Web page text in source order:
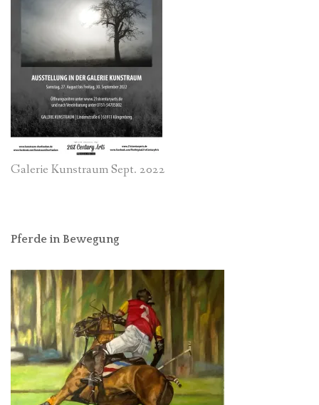
Galerie Kunstraum Sept. 2022
Pferde in Bewegung